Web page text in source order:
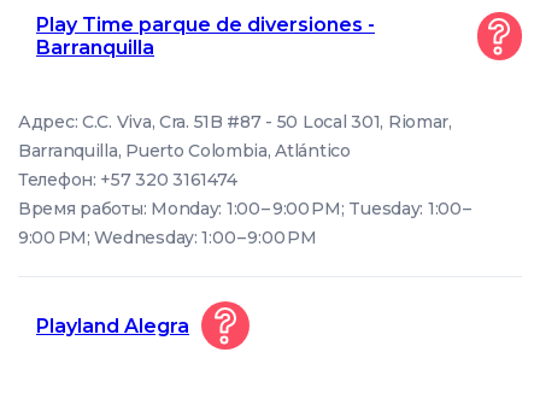
Play Time parque de diversiones -
Barranquilla
Адрес: C.C. Viva, Cra. 51B #87 - 50 Local 301, Riomar,
Barranquilla, Puerto Colombia, Atlántico
Телефон: +57 320 3161474
Время работы: Monday: 1:00 – 9:00 PM; Tuesday: 1:00 –
9:00 PM; Wednesday: 1:00 – 9:00 PM
Playland Alegra